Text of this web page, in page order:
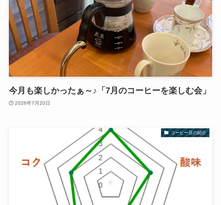
今月も楽しかったぁ～♪「7月のコーヒーを楽しむ会」
2026年7月20日
コーヒー豆の紹介